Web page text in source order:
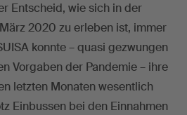
Entscheid, wie sich in der
2020 zu erleben ist, immer
konnte – quasi gezwungen
Vorgaben der Pandemie – ihre
letzten Monaten wesentlich
Einbussen bei den Einnahmen